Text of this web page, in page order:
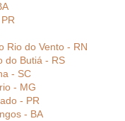
Rio do Vento - RN
do Butiá - RS
- SC
- MG
- PR
- BA